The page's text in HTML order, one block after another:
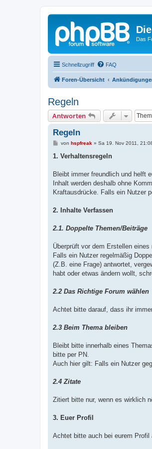
Das
Schnellzugriff FAQ
Foren-Übersicht
Regeln
Antworten
Regeln
B
a
von hspfreak» Sa 19. Nov 2011,
1. Verhaltensregeln
Bleibt immer freundlich und helft
Inhalt werden deshalb ohne
Kraftausdrücke. Falls ein Nutzer
2. Inhalte Verfassen
2.1. Doppelte Themen/Beiträge
Überprüft vor dem Erstellen
Falls ein Nutzer regelmäßig
(Z.B. eine Frage) antwortet,
habt oder etwas ändern wollt,
2.2 Das Richtige Forum wählen
Achtet bitte darauf, dass ihr
2.3 Beim Thema bleiben
Bleibt bitte innerhalb eines
bitte per PN.
Auch hier gilt: Falls ein Nutzer
2.4 Zitate
Zitiert bitte nur, wenn es wirklich
3. Euer Profil
Achtet bitte auch bei eurem Profil